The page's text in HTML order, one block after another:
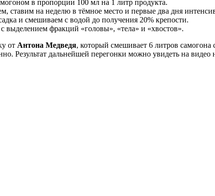
в пропорции 100 мл на 1 литр продукта.
ставим на неделю в тёмное место и первые два дня
и смешиваем с водой до получения 20% крепости.
выделением фракций «головы», «тела» и «хвостов».
от Антона Медведя, который смешивает 6 литров самогона
Результат дальнейшей перегонки можно увидеть на видео